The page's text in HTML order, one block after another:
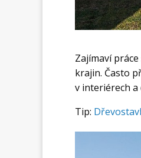
Zajímaví
krajin. Často
v interiérech a
Tip: